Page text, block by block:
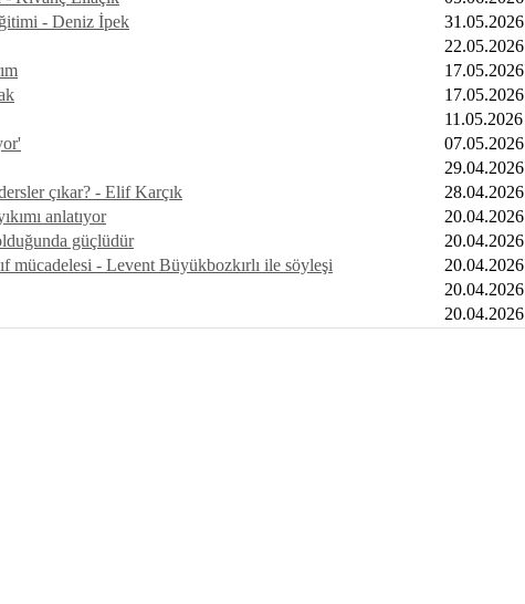
- Deniz İpek
31.05.2026
22.05.2026
17.05.2026
17.05.2026
11.05.2026
07.05.2026
29.04.2026
çıkar? - Elif Karçık
28.04.2026
anlatıyor
20.04.2026
güçlüdür
20.04.2026
mücadelesi - Levent Büyükbozkırlı ile söyleşi
20.04.2026
20.04.2026
20.04.2026